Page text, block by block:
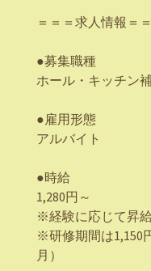
＝＝＝求人情報＝
●募集職種
ホール・キッチン
●雇用形態
アルバイト
●時給
1,280円～
※経験に応じて昇
※研修期間は1,150
月）